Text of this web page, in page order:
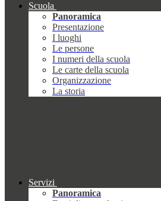
Scuola
Panoramica
Presentazione
I luoghi
Le persone
I numeri della scuola
Le carte della scuola
Organizzazione
La storia
Servizi
Panoramica